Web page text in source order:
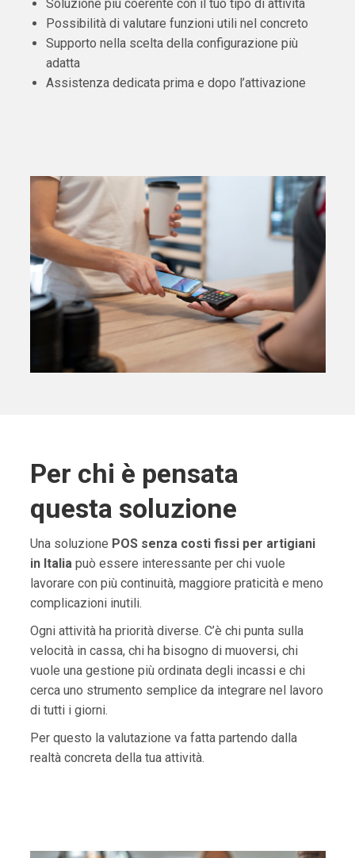
Soluzione più coerente con il tuo tipo di attività
Possibilità di valutare funzioni utili nel concreto
Supporto nella scelta della configurazione più
adatta
Assistenza dedicata prima e dopo l’attivazione
Per chi è pensata
questa soluzione
Una soluzione POS senza costi fissi per artigiani
in Italiapuò essere interessante per chi vuole
lavorare con più continuità, maggiore praticità e meno
complicazioni inutili.
Ogni attività ha priorità diverse. C’è chi punta sulla
velocità in cassa, chi ha bisogno di muoversi, chi
vuole una gestione più ordinata degli incassi e chi
cerca uno strumento semplice da integrare nel lavoro
di tutti i giorni.
Per questo la valutazione va fatta partendo dalla
realtà concreta della tua attività.